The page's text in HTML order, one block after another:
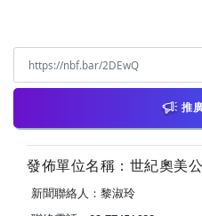
推
發佈單位名稱：世紀奧美
新聞聯絡人：黎淑玲